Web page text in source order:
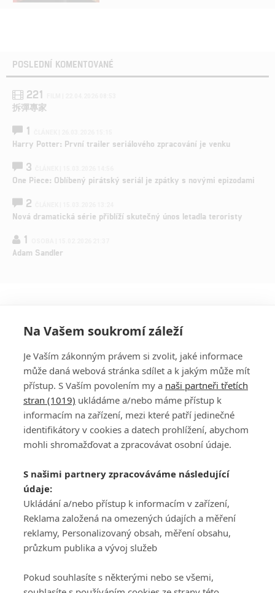
POSLEDNÍ KOMENTOVANÉ
221
拆彈專家
1
Harry Potter: První trailer seriálového zpracování je venku
3
One Piece: Oblíbený pirátský seriál je zpátky s novými epizodami
2
Nová dramatická série přiblíží skutečný únos letadla teroristy
1
Adam Sandler
PŘIHLÁSIT
REGISTROVAT
DISKUZE
Šéfredaktorkou webu jePetr Slavík, e-mailserialy@fandimefilmu.cz
Máte-li zájem o inzerci na našem webu napište nám na e-mail
studio@koncal.com
Ochrana osobních údajů|Zásady používání cookies |Pravidla webu
Upravit nastavení soukromí
Na Vašem soukromí záleží
Je Vaším zákonným právem si zvolit, jaké informace
může daná webová stránka sdílet a k jakým může mít
přístup. S Vaším povolením my a naši partneři třetích
stran (1019) ukládáme a/nebo máme přístup k
informacím na zařízení, mezi které patří jedinečné
identifikátory v cookies a datech prohlížení, abychom
mohli shromažďovat a zpracovávat osobní údaje.
S našimi partnery zpracováváme následující
údaje:
Ukládání a/nebo přístup k informacím v zařízení,
Reklama založená na omezených údajích a měření
reklamy, Personalizovaný obsah, měření obsahu,
průzkum publika a vývoj služeb
Pokud souhlasíte s některými nebo se všemi,